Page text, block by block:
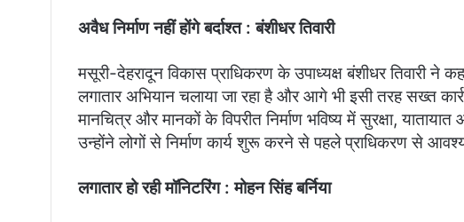
अवैध निर्माण नहीं होंगे बर्दाश्त : बंशीधर तिवारी
मसूरी-देहरादून विकास प्राधिकरण के उपाध्यक्ष बंशीधर तिवारी ने
लगातार अभियान चलाया जा रहा है और आगे भी इसी तरह सख्त
मानचित्र और मानकों के विपरीत निर्माण भविष्य में सुरक्षा,
उन्होंने लोगों से निर्माण कार्य शुरू करने से पहले प्राधिकरण से
लगातार हो रही मॉनिटरिंग : मोहन सिंह बर्निया